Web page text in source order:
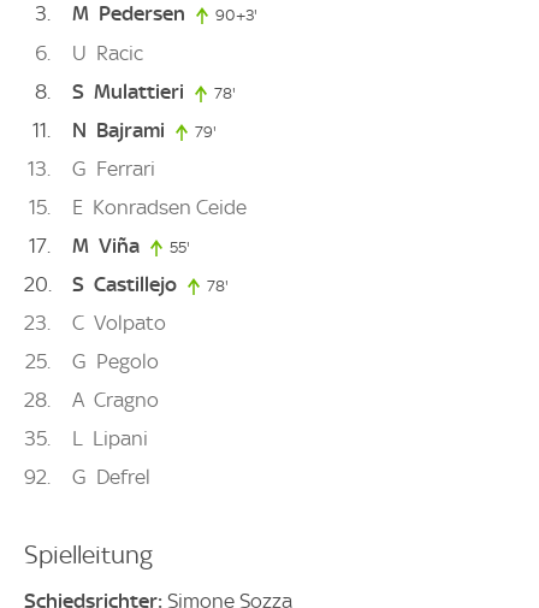
3
M Pedersen 90+3'
6 U Racic
8
S Mulattieri 78'
11 N Bajrami 79'
13 G Ferrari
15
E Konradsen Ceide
17
M Viña 55'
20 S Castillejo 78'
23 C Volpato
25
G Pegolo
28
A Cragno
35
L
Lipani
92
G Defrel
Spielleitung
Schiedsrichter: Simone Sozza